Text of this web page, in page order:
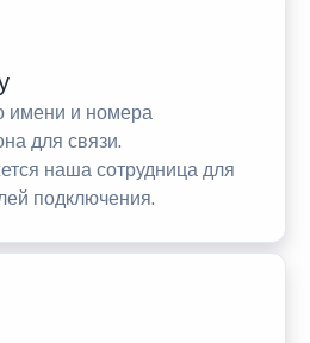
имени и номера
для связи.
наша сотрудница для
подключения.